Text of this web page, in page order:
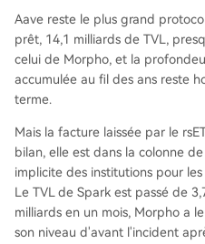
Aave reste le plus grand
prêt, 14,1 milliards de TVL,
celui de Morpho, et la
accumulée au fil des ans reste
terme.
Mais la facture laissée par le
bilan, elle est dans la colonne
implicite des institutions pour
Le TVL de Spark est passé de
milliards en un mois, Morpho a
son niveau d'avant l'incident